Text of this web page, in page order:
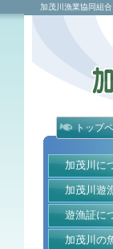
加茂川漁業協同組
トップ
加茂川に
加茂川遊
遊漁証に
加茂川の